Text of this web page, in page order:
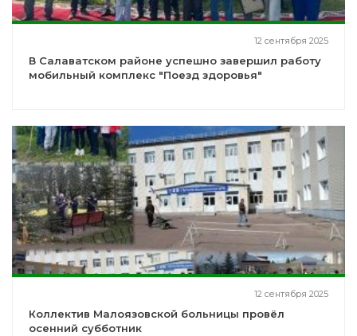
12 сентября 2025
В Салаватском районе успешно завершил работу
мобильный комплекс "Поезд здоровья"
12 сентября 2025
Коллектив Малоязовской больницы провёл
осенний субботник